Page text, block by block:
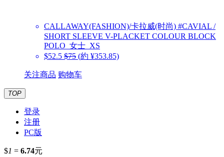
CALLAWAY(FASHION)/卡拉威(时尚) #CAVIAL /
SHORT SLEEVE V-PLACKET COLOUR BLOCK
POLO_女士_XS
$52.5 $75 (約 ¥353.85)
关注商品 购物车
TOP
登录
注册
PC版
$1 = 6.74元